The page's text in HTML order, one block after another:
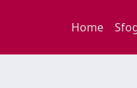
Home